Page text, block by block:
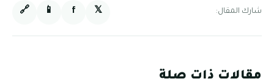
شارك المقال: 𝕏
f
📱
🔗
مقالات ذات صلة